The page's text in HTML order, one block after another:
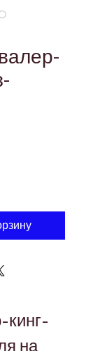
кинг-
на